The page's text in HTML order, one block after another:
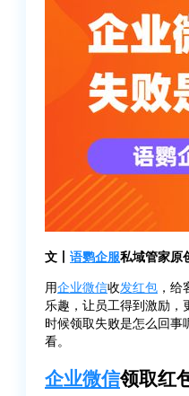
文丨 语鹦企服私域管家原
用企业微信收发红包 ，
乐趣，让员工得到激励
时候领取失败是怎么回事
看。
企业微信领取红